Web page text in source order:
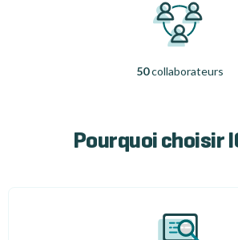
50collaborateurs
Pourquoi choisir